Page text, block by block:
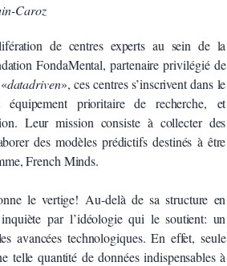
Caroz
de centres experts au sein de la
FondaMental, partenaire privilégié de
datadriven», ces centres s’inscrivent dans le
prioritaire de recherche, et
Leur mission consiste à collecter des
des modèles prédictifs destinés à être
French Minds.
le vertige! Αu-delà de sa structure en
par l’idéologie qui le soutient: un
avancées technologiques. En effet, seule
telle quantité de données indispensables à